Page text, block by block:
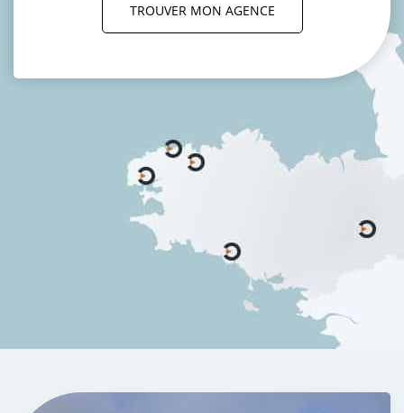
TROUVER MON AGENCE